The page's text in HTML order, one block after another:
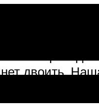
капот.
запоминаем его.
провода
двоить.
а